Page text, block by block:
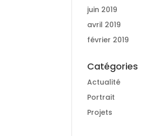
juin 2019
avril 2019
février 2019
Catégories
Actualité
Portrait
Projets